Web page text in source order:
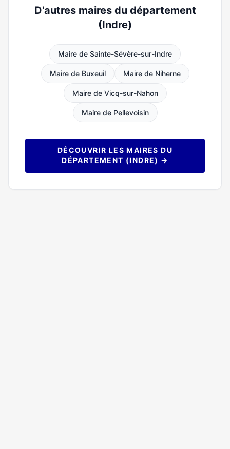
D'autres maires du département
(Indre)
Maire de Sainte-Sévère-sur-Indre
Maire de Buxeuil Maire de Niherne
Maire de Vicq-sur-Nahon
Maire de Pellevoisin
DÉCOUVRIR LES MAIRES DU
DÉPARTEMENT (INDRE) →